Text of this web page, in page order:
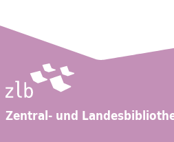
Zentral- und